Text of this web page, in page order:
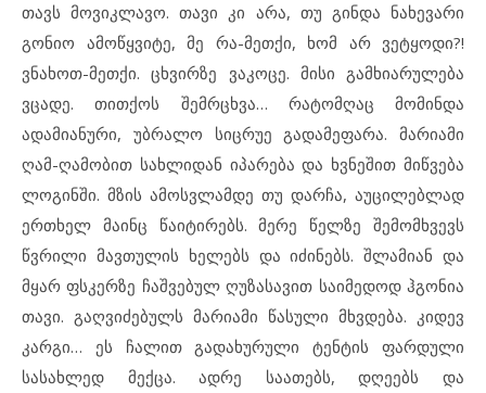
თავს მოვიკლავო. თავი კი არა, თუ გინდა ნახევარი
გონიო ამოწყვიტე, მე რა-მეთქი, ხომ არ ვეტყოდი?!
ვნახოთ-მეთქი. ცხვირზე ვაკოცე. მისი გამხიარულება
ვცადე. თითქოს შემრცხვა… რატომღაც მომინდა
ადამიანური, უბრალო სიცრუე გადამეფარა. მარიამი
ღამ-ღამობით სახლიდან იპარება და ხვნეშით მიწვება
ლოგინში. მზის ამოსვლამდე თუ დარჩა, აუცილებლად
ერთხელ მაინც წაიტირებს. მერე წელზე შემომხვევს
წვრილი მავთულის ხელებს და იძინებს. შლამიან და
მყარ ფსკერზე ჩაშვებულ ღუზასავით საიმედოდ ჰგონია
თავი. გაღვიძებულს მარიამი წასული მხვდება. კიდევ
კარგი… ეს ჩალით გადახურული ტენტის ფარდული
სასახლედ მექცა. ადრე საათებს, დღეებს და